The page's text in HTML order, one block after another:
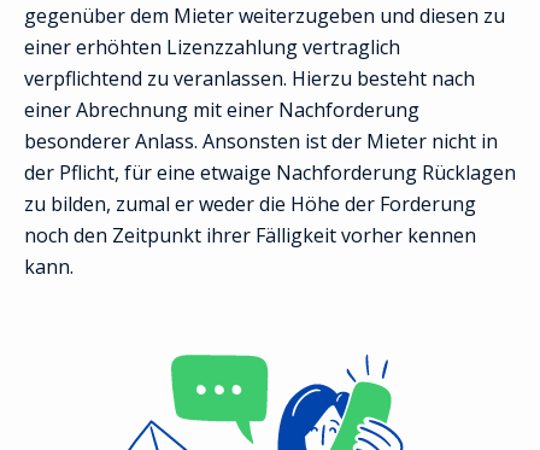
gegenüber dem Mieter weiterzugeben und diesen zu
einer erhöhten Lizenzzahlung vertraglich
verpflichtend zu veranlassen. Hierzu besteht nach
einer Abrechnung mit einer Nachforderung
besonderer Anlass. Ansonsten ist der Mieter nicht in
der Pflicht, für eine etwaige Nachforderung Rücklagen
zu bilden, zumal er weder die Höhe der Forderung
noch den Zeitpunkt ihrer Fälligkeit vorher kennen
kann.